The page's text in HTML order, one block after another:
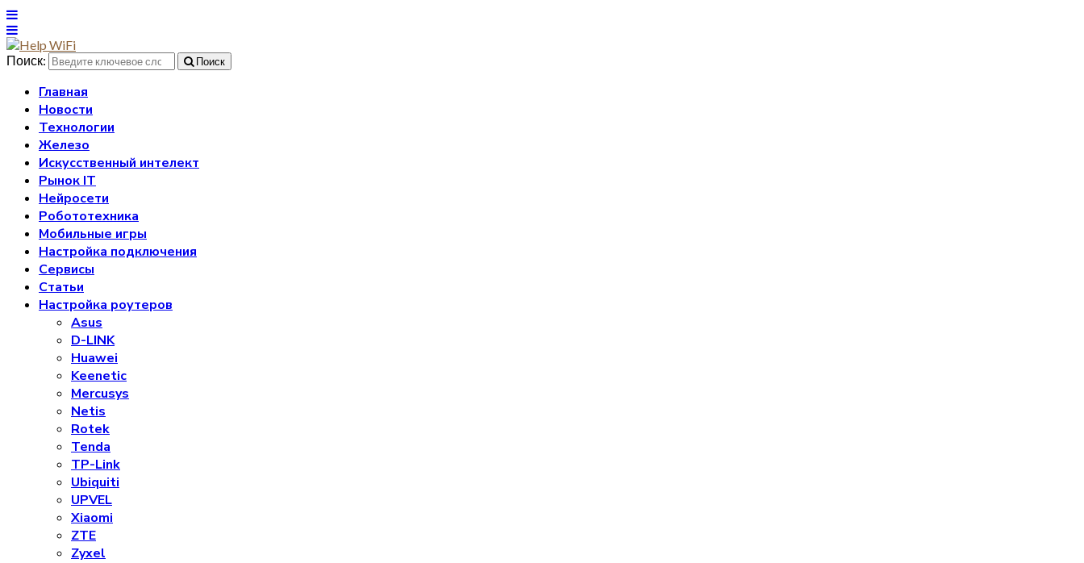
Поиск: Поиск
Главная
Новости
Технологии
Железо
Искусственный интелект
Рынок IT
Нейросети
Робототехника
Мобильные игры
Настройка подключения
Сервисы
Статьи
Настройка роутеров
Asus
D-LINK
Huawei
Keenetic
Mercusys
Netis
Rotek
Tenda
TP-Link
Ubiquiti
UPVEL
Xiaomi
ZTE
Zyxel